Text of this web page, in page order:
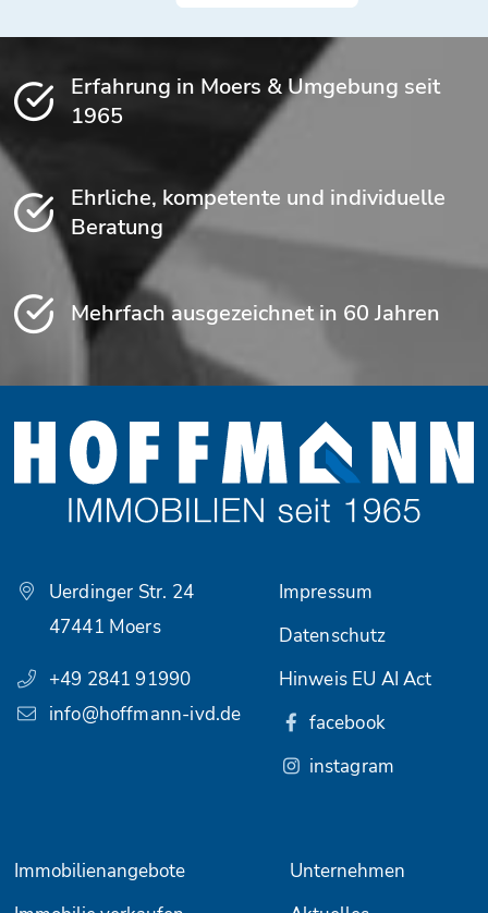
Erfahrung in Moers & Umgebung seit
1965
Ehrliche, kompetente und individuelle
Beratung
Mehrfach ausgezeichnet in 60 Jahren
Uerdinger Str. 24
47441 Moers
+49 2841 91990
info@hoffmann-ivd.de
Immobilienangebote
Unternehmen
Impressum
Datenschutz
Hinweis EU AI Act
facebook
instagram